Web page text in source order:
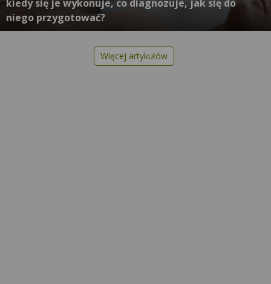
kiedy się je wykonuje, co diagnozuje, jak się do
niego przygotować?
Więcej artykułów